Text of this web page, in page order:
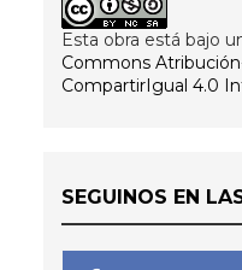
Esta obra está bajo
Commons
CompartirIgual 4.0
SEGUINOS EN